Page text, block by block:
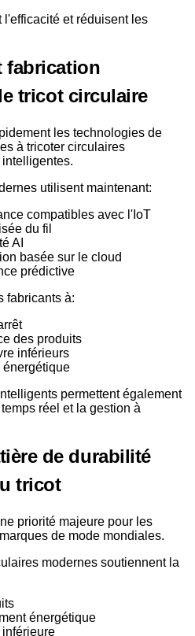
et réduisent les
fabrication
tricot circulaire
les technologies de
à tricoter circulaires
utilisent maintenant:
compatibles avec l'IoT
du fil
AI
basée sur le cloud
prédictive
fabricants à:
des produits
inférieurs
énergétique
permettent également
réel et la gestion à
de durabilité
tricot
priorité majeure pour les
de mode mondiales.
modernes soutiennent la
énergétique